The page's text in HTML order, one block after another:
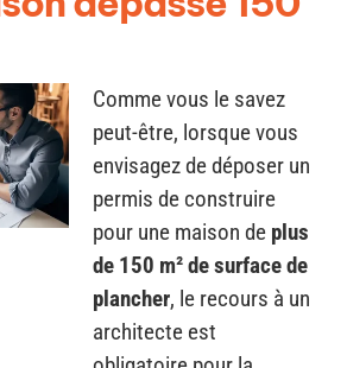
envisagez de déposer un
permis de construire
pour une maison deplus
de 150 m² de surface de
plancher , le recours à un
architecte est
obligatoire pour la
réalisation du dossier.